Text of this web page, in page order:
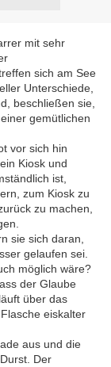
mit sehr
sich am See
Unterschiede,
beschließen sie,
gemütlichen
vor sich hin
Kiosk und
ist,
zum Kiosk zu
zu machen,
sie sich daran,
gelaufen sei.
möglich wäre?
der Glaube
über das
eiskalter
aus und die
Der